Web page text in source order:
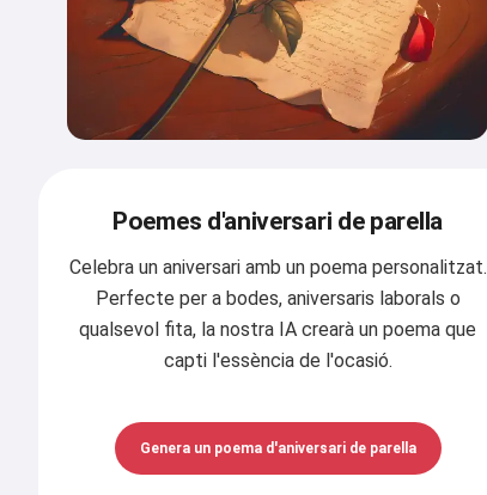
Poemes d'aniversari de parella
Celebra un aniversari amb un poema personalitzat.
Perfecte per a bodes, aniversaris laborals o
qualsevol fita, la nostra IA crearà un poema que
capti l'essència de l'ocasió.
Genera un poema d'aniversari de parella